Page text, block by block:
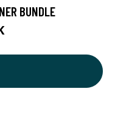
BUNDLE